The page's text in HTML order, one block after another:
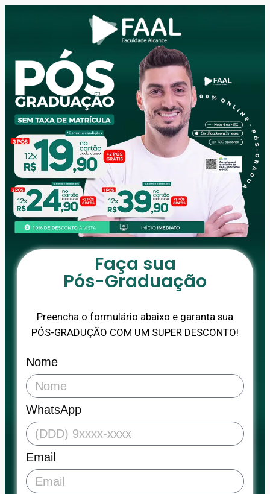
Faça sua
Pós-Graduação
Preencha o formulário abaixo e garanta sua
PÓS-GRADUÇÃO COM UM SUPER DESCONTO!
Nome
WhatsApp
Email